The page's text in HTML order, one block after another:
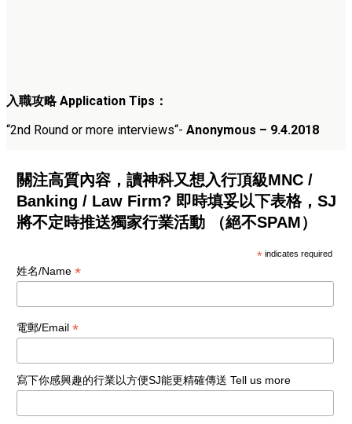
入職攻略Application Tips ：
“2nd Round or more interviews“- Anonymous – 9.4.2018
關注高質內容，讀神科又想入行頂級MNC /
Banking / Law Firm? 即時填妥以下表格，SJ
將不定時推送獨家行業活動 （絕不SPAM）
* indicates required
姓名/Name *
電郵/Email *
寫下你感興趣的行業以方便SJ能更精確傳送 Tell us more